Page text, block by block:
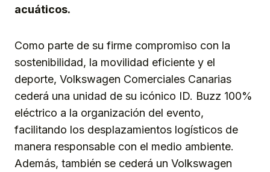
acuáticos.
Como parte de su firme compromiso con la
sostenibilidad, la movilidad eficiente y el
deporte, Volkswagen Comerciales Canarias
cederá una unidad de su icónico ID. Buzz 100%
eléctrico a la organización del evento,
facilitando los desplazamientos logísticos de
manera responsable con el medio ambiente.
Además, también se cederá un Volkswagen